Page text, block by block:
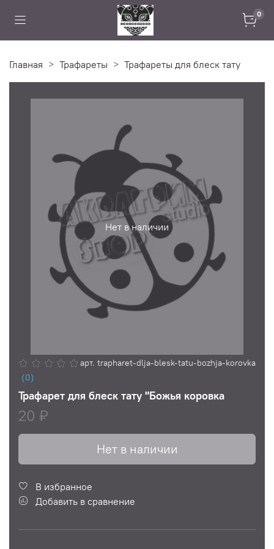
0
Главная Трафареты Трафареты для блеск тату
Нет в наличии
(0)
арт. trapharet-dlja-blesk-tatu-bozhja-korovka
Трафарет для блеск тату "Божья коровка
20 ₽
Нет в наличии
В избранное
Добавить в сравнение